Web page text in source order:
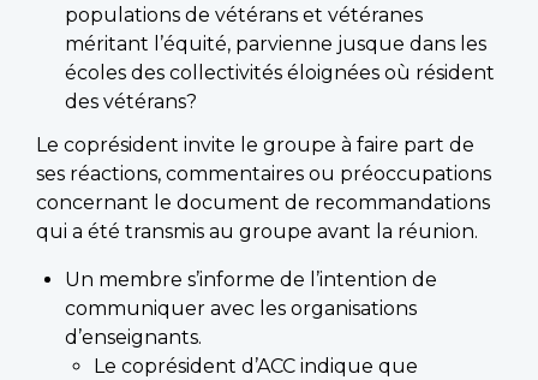
populations de vétérans et vétéranes
méritant l’équité, parvienne jusque dans les
écoles des collectivités éloignées où résident
des vétérans?
Le coprésident invite le groupe à faire part de
ses réactions, commentaires ou préoccupations
concernant le document de recommandations
qui a été transmis au groupe avant la réunion.
Un membre s’informe de l’intention de
communiquer avec les organisations
d’enseignants.
Le coprésident d’ACC indique que